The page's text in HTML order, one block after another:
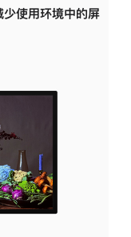
少使用环境中的屏